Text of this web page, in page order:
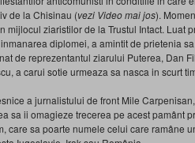
de la Chisinau (vezi Video mai jos).
mijlocul ziaristilor de la Trustul Intact. Luat
diplomei, a amintit de prietenia
de reprezentantul ziarului Puterea, Dan
a carui sotie urmeaza sa nasca in scurt
a jurnalistului de front Mile
sa ii omagieze trecerea pe acest pamânt
care sa poarte numele celui care ramâne